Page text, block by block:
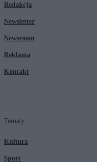
Redakcja
Newsletter
Newsroom
Reklama
Kontakt
Tematy
Kultura
Sport